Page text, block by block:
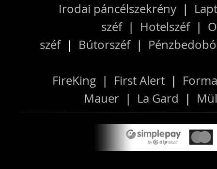
Irodai páncélszekrény |
széf| Hotelszéf|
széf| Bútorszéf|
FireKing | First Alert |
Mauer | La Gard |